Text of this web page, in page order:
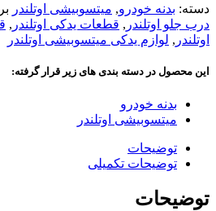
دسته: بدنه خودرو, میتسوبیشی اوتلندر
درب جلو اوتلندر , قطعات یدکی اوتلندر ,
اوتلندر , لوازم یدکی میتسوبیشی اوتلندر
این محصول در دسته بندی های زیر قرار گرفته:
بدنه خودرو
میتسوبیشی اوتلندر
توضیحات
توضیحات تکمیلی
توضیحات